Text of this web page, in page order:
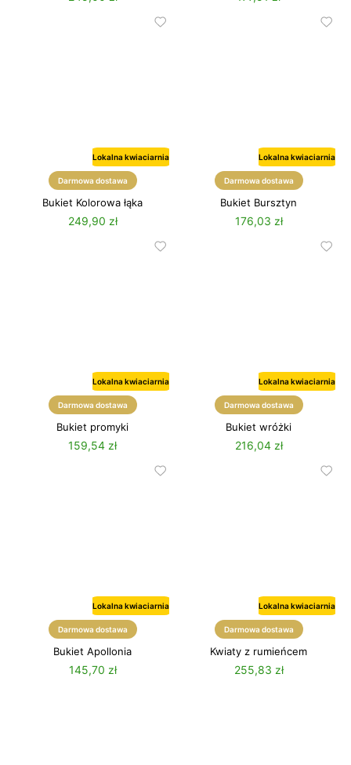
Lokalna kwiaciarnia
Darmowa dostawa
Bukiet Kolorowa łąka
249,90 zł
Lokalna kwiaciarnia
Darmowa dostawa
Bukiet Bursztyn
176,03 zł
Lokalna kwiaciarnia
Wiosna
Darmowa dostawa
Bukiet promyki
159,54 zł
Lokalna kwiaciarnia
Darmowa dostawa
Bukiet wróżki
216,04 zł
Lokalna kwiaciarnia
Darmowa dostawa
Bukiet Apollonia
145,70 zł
Lokalna kwiaciarnia
Darmowa dostawa
Kwiaty z rumieńcem
255,83 zł